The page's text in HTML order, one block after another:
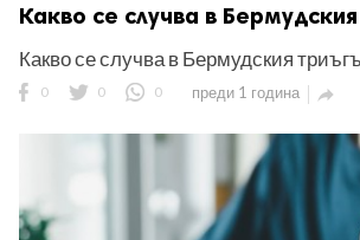
Какво се случва в
Какво се случва в Бермудския
0 0 0 преди 1 година 